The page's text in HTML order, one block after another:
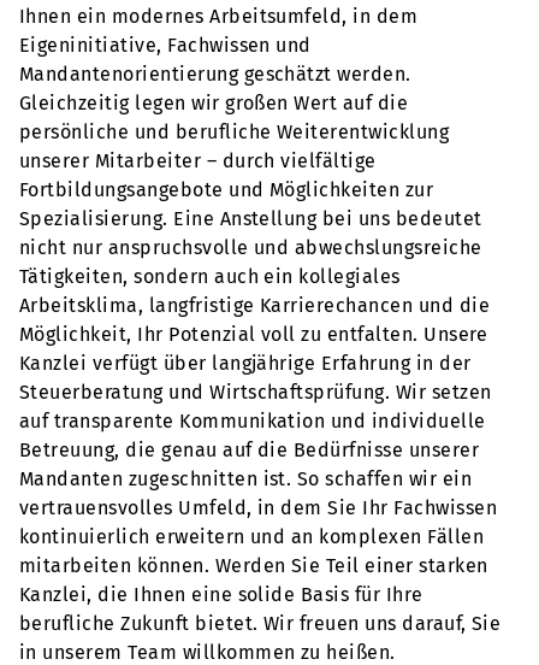
Ihnen ein modernes Arbeitsumfeld, in dem
Eigeninitiative, Fachwissen und
Mandantenorientierung geschätzt werden.
Gleichzeitig legen wir großen Wert auf die
persönliche und berufliche Weiterentwicklung
unserer Mitarbeiter – durch vielfältige
Fortbildungsangebote und Möglichkeiten zur
Spezialisierung. Eine Anstellung bei uns bedeutet
nicht nur anspruchsvolle und abwechslungsreiche
Tätigkeiten, sondern auch ein kollegiales
Arbeitsklima, langfristige Karrierechancen und die
Möglichkeit, Ihr Potenzial voll zu entfalten. Unsere
Kanzlei verfügt über langjährige Erfahrung in der
Steuerberatung und Wirtschaftsprüfung. Wir setzen
auf transparente Kommunikation und individuelle
Betreuung, die genau auf die Bedürfnisse unserer
Mandanten zugeschnitten ist. So schaffen wir ein
vertrauensvolles Umfeld, in dem Sie Ihr Fachwissen
kontinuierlich erweitern und an komplexen Fällen
mitarbeiten können. Werden Sie Teil einer starken
Kanzlei, die Ihnen eine solide Basis für Ihre
berufliche Zukunft bietet. Wir freuen uns darauf, Sie
in unserem Team willkommen zu heißen.